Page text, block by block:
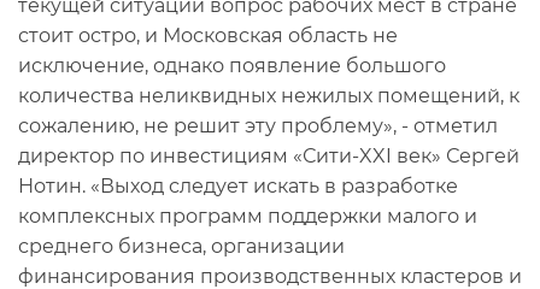
текущей ситуации вопрос рабочих мест в стране
стоит остро, и Московская область не
исключение, однако появление большого
количества неликвидных нежилых помещений, к
сожалению, не решит эту проблему», - отметил
директор по инвестициям «Сити-XXI век» Сергей
Нотин. «Выход следует искать в разработке
комплексных программ поддержки малого и
среднего бизнеса, организации
финансирования производственных кластеров и